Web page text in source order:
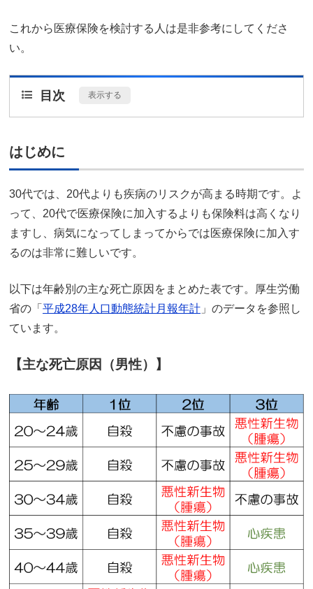
これから医療保険を検討する人は是非参考にしてくださ
い。
目次 表示する
はじめに
30代では、20代よりも疾病のリスクが高まる時期です。よ
って、20代で医療保険に加入するよりも保険料は高くなり
ますし、病気になってしまってからでは医療保険に加入す
るのは非常に難しいです。
以下は年齢別の主な死亡原因をまとめた表です。厚生労働
省の「 平成28年人口動態統計月報年計 」のデータを参照し
ています。
【主な死亡原因（男性）】